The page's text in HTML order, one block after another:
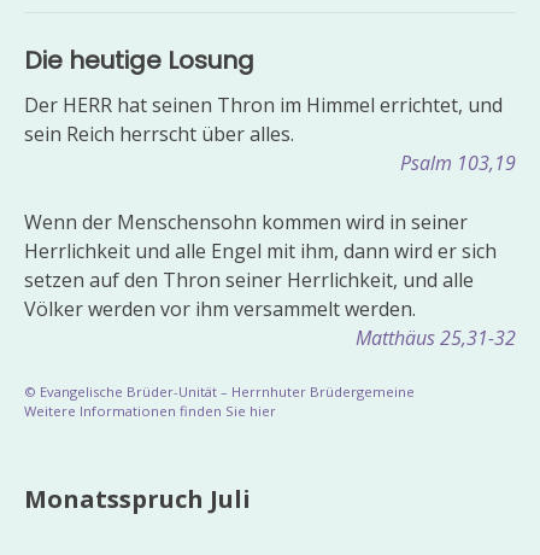
Die heutige Losung
Der HERR hat seinen Thron im Himmel errichtet, und
sein Reich herrscht über alles.
Psalm 103,19
Wenn der Menschensohn kommen wird in seiner
Herrlichkeit und alle Engel mit ihm, dann wird er sich
setzen auf den Thron seiner Herrlichkeit, und alle
Völker werden vor ihm versammelt werden.
Matthäus 25,31-32
© Evangelische Brüder-Unität – Herrnhuter Brüdergemeine
Weitere Informationen finden Sie hier
Monatsspruch Juli